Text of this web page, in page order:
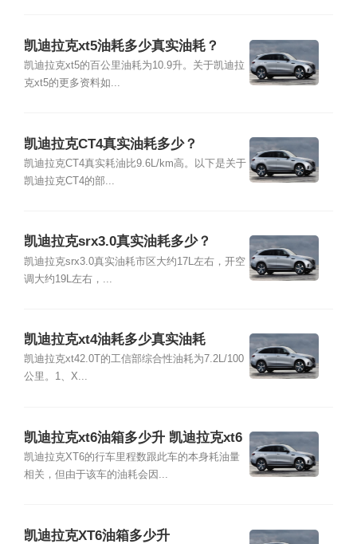
凯迪拉克xt5油耗多少真实油耗？
凯迪拉克xt5的百公里油耗为10.9升。关于凯迪拉
克xt5的更多资料如...
凯迪拉克CT4真实油耗多少？
凯迪拉克CT4真实耗油比9.6L/km高。以下是关于
凯迪拉克CT4的部...
凯迪拉克srx3.0真实油耗多少？
凯迪拉克srx3.0真实油耗市区大约17L左右，开空
调大约19L左右，...
凯迪拉克xt4油耗多少真实油耗
凯迪拉克xt42.0T的工信部综合性油耗为7.2L/100
公里。1、X...
凯迪拉克xt6油箱多少升 凯迪拉克xt6
的优点
凯迪拉克XT6的行车里程数跟此车的本身耗油量
相关，但由于该车的油耗会因...
凯迪拉克XT6油箱多少升